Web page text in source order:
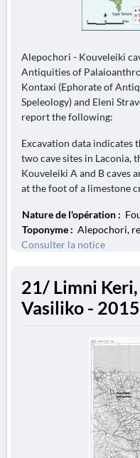
Alepochori - Kouveleiki
Antiquities of
Kontaxi (Ephorate of
Speleology) and Eleni
report the following:
Excavation data indicates
two cave sites in Laconia,
Kouveleiki A and B caves
at the foot of a limestone
Nature de l'opération :
Toponyme : Alepochori,
Consulter la notice
21/ Limni
Vasiliko - 2015